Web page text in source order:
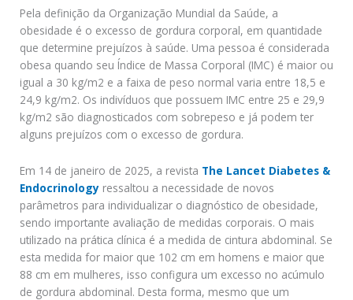
Pela definição da Organização Mundial da Saúde, a
obesidade é o excesso de gordura corporal, em quantidade
que determine prejuízos à saúde. Uma pessoa é considerada
obesa quando seu Índice de Massa Corporal (IMC) é maior ou
igual a 30 kg/m2 e a faixa de peso normal varia entre 18,5 e
24,9 kg/m2. Os indivíduos que possuem IMC entre 25 e 29,9
kg/m2 são diagnosticados com sobrepeso e já podem ter
alguns prejuízos com o excesso de gordura.
Em 14 de janeiro de 2025, a revista The Lancet Diabetes &
Endocrinology ressaltou a necessidade de novos
parâmetros para individualizar o diagnóstico de obesidade,
sendo importante avaliação de medidas corporais. O mais
utilizado na prática clínica é a medida de cintura abdominal. Se
esta medida for maior que 102 cm em homens e maior que
88 cm em mulheres, isso configura um excesso no acúmulo
de gordura abdominal. Desta forma, mesmo que um